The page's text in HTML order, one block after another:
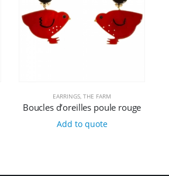
EARRINGS,THE FARM
Boucles d’oreilles poule rouge
Add to quote